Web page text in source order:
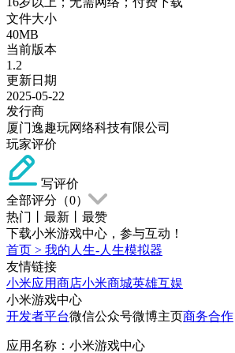
文件大小
40MB
当前版本
1.2
更新日期
2025-05-22
发行商
厦门逸趣玩网络科技有限公司
玩家评价
写评价
全部评分（0）
热门
最新
最赞
下载小米游戏中心，参与互动！
首页 > 我的人生-人生模拟器
友情链接
小米应用商店小米商城英雄互娱
小米游戏中心
开发者平台微信公众号微博主页商务合作
应用名称：小米游戏中心